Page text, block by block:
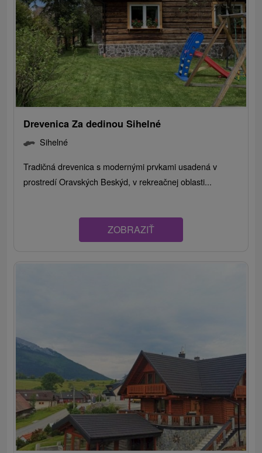
Drevenica Za dedinou Sihelné
Sihelné
Tradičná drevenica s modernými prvkami usadená v
prostredí Oravských Beskýd, v rekreačnej oblasti...
ZOBRAZIŤ